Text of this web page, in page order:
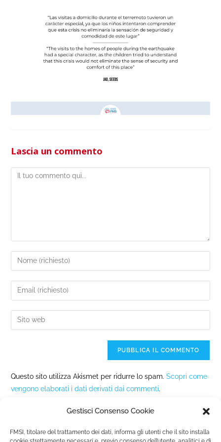
Gestisci Consenso Cookie
FMSI, titolare del trattamento dei dati, informa gli utenti che il sito installa
Lascia un commento
Questo sito utilizza Akismet per ridurre lo spam.Scopri come
vengono elaborati i dati derivati dai commenti.